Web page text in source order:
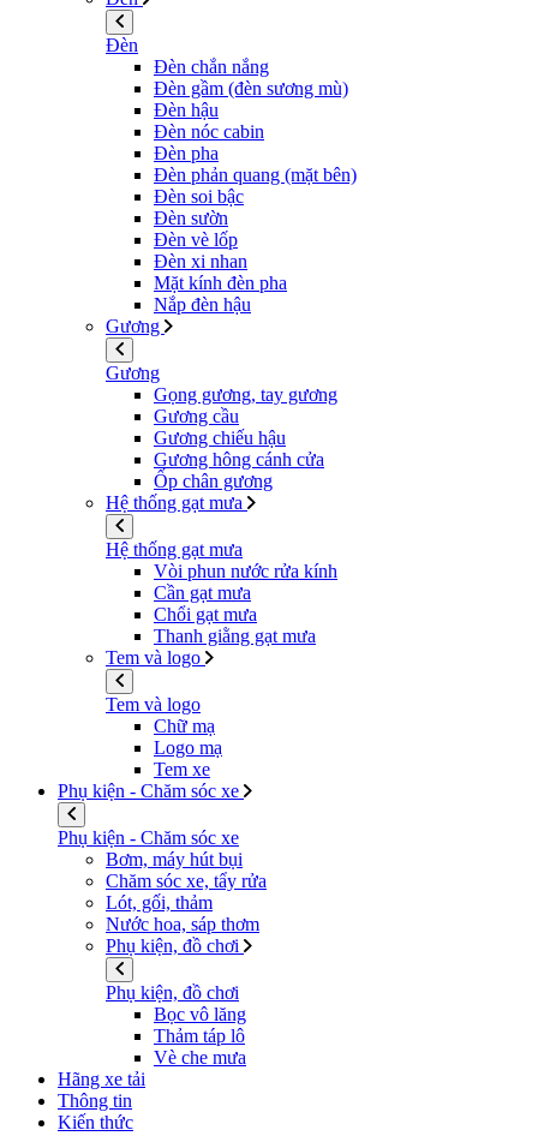
Đèn
Đèn chắn nắng
Đèn gầm (đèn sương mù)
Đèn hậu
Đèn nóc cabin
Đèn pha
Đèn phản quang (mặt bên)
Đèn soi bậc
Đèn sườn
Đèn vè lốp
Đèn xi nhan
Mặt kính đèn pha
Nắp đèn hậu
Gương
Gương
Gọng gương, tay gương
Gương cầu
Gương chiếu hậu
Gương hông cánh cửa
Ốp chân gương
Hệ thống gạt mưa
Hệ thống gạt mưa
Vòi phun nước rửa kính
Cần gạt mưa
Chổi gạt mưa
Thanh giằng gạt mưa
Tem và logo
Tem và logo
Chữ mạ
Logo mạ
Tem xe
Phụ kiện - Chăm sóc xe
Phụ kiện - Chăm sóc xe
Bơm, máy hút bụi
Chăm sóc xe, tẩy rửa
Lót, gối, thảm
Nước hoa, sáp thơm
Phụ kiện, đồ chơi
Phụ kiện, đồ chơi
Bọc vô lăng
Thảm táp lô
Vè che mưa
Hãng xe tải
Thông tin
Kiến thức